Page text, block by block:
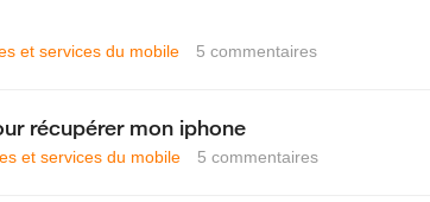
et services du mobile 5 commentaires
récupérer mon iphone
et services du mobile 5 commentaires